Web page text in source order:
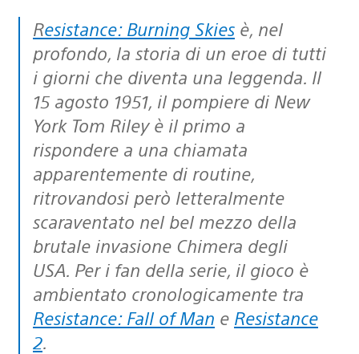
Resistance: Burning Skies è, nel
profondo, la storia di un eroe di tutti
i giorni che diventa una leggenda. Il
15 agosto 1951, il pompiere di New
York Tom Riley è il primo a
rispondere a una chiamata
apparentemente di routine,
ritrovandosi però letteralmente
scaraventato nel bel mezzo della
brutale invasione Chimera degli
USA. Per i fan della serie, il gioco è
ambientato cronologicamente tra
Resistance: Fall of Man e Resistance
2.